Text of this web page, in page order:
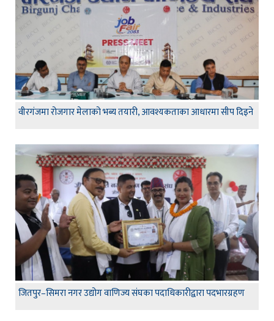
वीरगंजमा रोजगार मेलाको भब्य तयारी, आवश्यकताका आधारमा सीप दिइने
जितपुर–सिमरा नगर उद्योग वाणिज्य संघका पदाधिकारीद्वारा पदभारग्रहण